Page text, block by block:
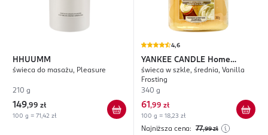
HHUUMM
świeca do masażu, Pleasure
210 g
149,99 zł
100 g = 71,42 zł
4,6
YANKEE CANDLE Home
Inspiration
świeca w szkle, średnia, Vanilla
Frosting
340 g
61 ,99 zł
100 g = 18,23 zł
Najniższa cena: 77,99 zł